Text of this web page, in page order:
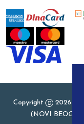
Copyright
2026
(NOVI